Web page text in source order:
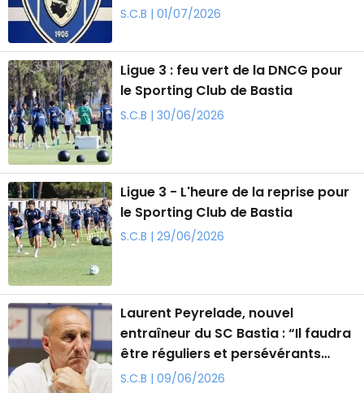
S.C.B | 01/07/2026
Ligue 3 : feu vert de la DNCG pour
le Sporting Club de Bastia
S.C.B | 30/06/2026
Ligue 3 - L'heure de la reprise pour
le Sporting Club de Bastia
S.C.B | 29/06/2026
Laurent Peyrelade, nouvel
entraîneur du SC Bastia : “Il faudra
être réguliers et persévérants
pour aller loin”
S.C.B | 09/06/2026